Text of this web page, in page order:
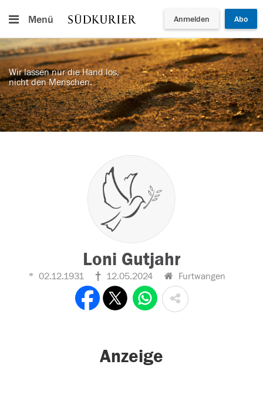
Menü Anmelden Abo
Wir lassen nur die Hand los,
nicht den Menschen.
Loni Gutjahr
02.12.1931 12.05.2024 Furtwangen
Anzeige